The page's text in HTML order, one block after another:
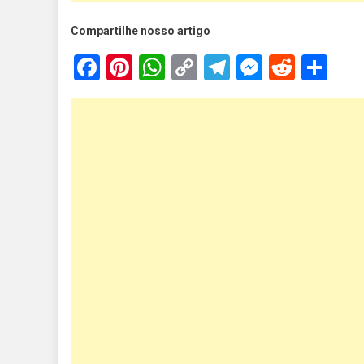
Compartilhe nosso artigo
Facebook
Pinterest
WhatsApp
Copy
Link
TelegramReddit